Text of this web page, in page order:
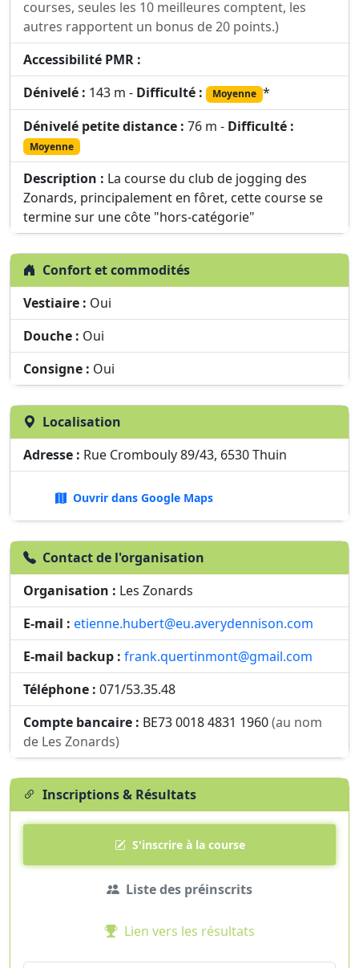
courses, seules les 10 meilleures comptent, les
autres rapportent un bonus de 20 points.)
Accessibilité PMR :
Dénivelé : 143 m - Difficulté : Moyenne *
Dénivelé petite distance : 76 m - Difficulté :
Moyenne
Description : La course du club de jogging des
Zonards, principalement en fôret, cette course se
termine sur une côte "hors-catégorie"
Confort et commodités
Vestiaire : Oui
Douche : Oui
Consigne : Oui
Localisation
Adresse : Rue Crombouly 89/43, 6530 Thuin
Ouvrir dans Google Maps
Contact de l'organisation
Organisation : Les Zonards
E-mail : etienne.hubert@eu.averydennison.com
E-mail backup : frank.quertinmont@gmail.com
Téléphone : 071/53.35.48
Compte bancaire : BE73 0018 4831 1960(au nom
de Les Zonards)
Inscriptions & Résultats
S'inscrire à la course
Liste des préinscrits
Lien vers les résultats